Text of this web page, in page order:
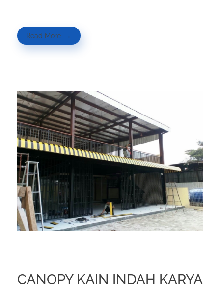
Read More
CANOPY KAIN INDAH KARYA